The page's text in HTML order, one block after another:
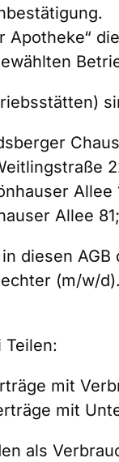
Apotheke“
Allee
Allee
diesen
(m/w/
Teilen:
mit
mit
als